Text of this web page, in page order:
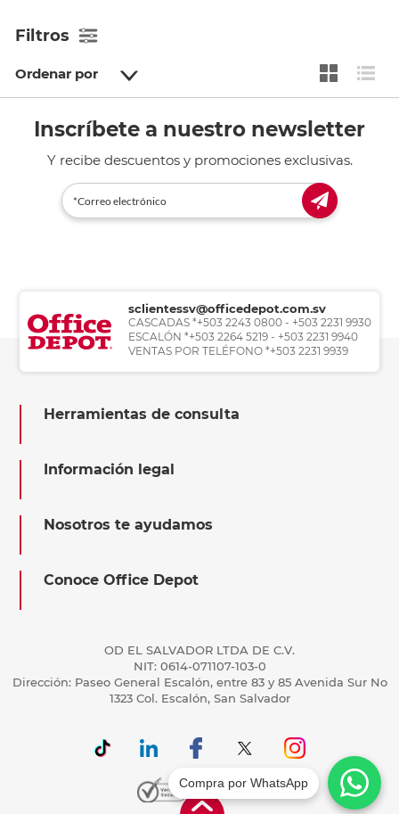
Filtros
Ordenar por
Inscríbete a nuestro newsletter
Y recibe descuentos y promociones exclusivas.
sclientessv@officedepot.com.sv
CASCADAS *+503 2243 0800 - +503 2231 9930
ESCALÓN *+503 2264 5219 - +503 2231 9940
VENTAS POR TELÉFONO *+503 2231 9939
Herramientas de consulta
Información legal
Nosotros te ayudamos
Conoce Office Depot
OD EL SALVADOR LTDA DE C.V.
NIT: 0614-071107-103-0
Dirección: Paseo General Escalón, entre 83 y 85 Avenida Sur No
1323 Col. Escalón, San Salvador
Compra por WhatsApp